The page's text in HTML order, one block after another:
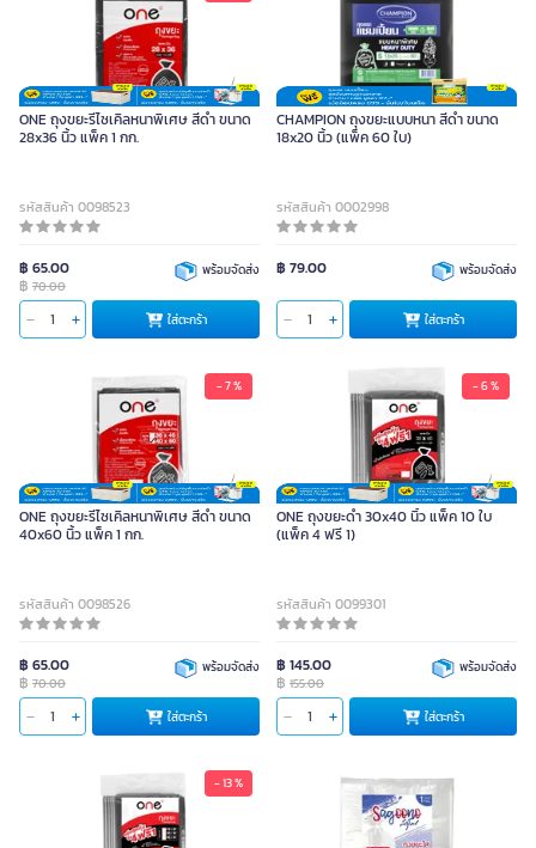
ONE ถุงขยะรีไซเคิลหนาพิเศษ สีดำ ขนาด
28x36 นิ้ว แพ็ค 1 กก.
รหัสสินค้า 0098523
฿ 65.00
฿ 70.00
พร้อมจัดส่ง
ใส่ตะกร้า
CHAMPION ถุงขยะแบบหนา สีดำ ขนาด
18x20 นิ้ว (แพ็ค 60 ใบ)
รหัสสินค้า 0002998
฿ 79.00 พร้อมจัดส่ง
ใส่ตะกร้า
- 7 %
ONE ถุงขยะรีไซเคิลหนาพิเศษ สีดำ ขนาด
40x60 นิ้ว แพ็ค 1 กก.
รหัสสินค้า 0098526
฿ 65.00
฿ 70.00
พร้อมจัดส่ง
ใส่ตะกร้า
- 6 %
ONE ถุงขยะดำ 30x40 นิ้ว แพ็ค 10 ใบ
(แพ็ค 4 ฟรี 1)
รหัสสินค้า 0099301
฿ 145.00
฿ 155.00
พร้อมจัดส่ง
ใส่ตะกร้า
- 13 %